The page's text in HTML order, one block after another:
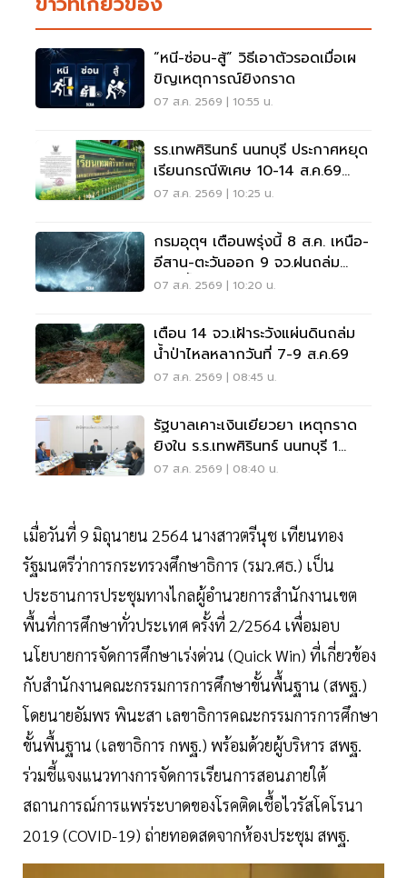
“หนี-ซ่อน-สู้” วิธีเอาตัวรอดเมื่อเผ
ขิญเหตุการณ์ยิงกราด
07 ส.ค. 2569 | 10:55 น.
รร.เทพศิรินทร์ นนทบุรี ประกาศหยุด
เรียนกรณีพิเศษ 10-14 ส.ค.69
หลังเหตุกราดยิง
07 ส.ค. 2569 | 10:25 น.
กรมอุตุฯ เตือนพรุ่งนี้ 8 ส.ค. เหนือ-
อีสาน-ตะวันออก 9 จว.ฝนถล่ม
ระวังน้ำท่วมฉับพลัน
07 ส.ค. 2569 | 10:20 น.
เตือน 14 จว.เฝ้าระวังแผ่นดินถล่ม
น้ำป่าไหลหลากวันที่ 7-9 ส.ค.69
07 ส.ค. 2569 | 08:45 น.
รัฐบาลเคาะเงินเยียวยา เหตุกราด
ยิงใน ร.ร.เทพศิรินทร์ นนทบุรี 1
แสน-1ล้าน
07 ส.ค. 2569 | 08:40 น.
เมื่อวันที่ 9 มิถุนายน 2564 นางสาวตรีนุช เทียนทอง
รัฐมนตรีว่าการกระทรวงศึกษาธิการ (รมว.ศธ.) เป็น
ประธานการประชุมทางไกลผู้อำนวยการสำนักงานเขต
พื้นที่การศึกษาทั่วประเทศ ครั้งที่ 2/2564 เพื่อมอบ
นโยบายการจัดการศึกษาเร่งด่วน (Quick Win) ที่เกี่ยวข้อง
กับสำนักงานคณะกรรมการการศึกษาขั้นพื้นฐาน (สพฐ.)
โดยนายอัมพร พินะสา เลขาธิการคณะกรรมการการศึกษา
ขั้นพื้นฐาน (เลขาธิการ กพฐ.) พร้อมด้วยผู้บริหาร สพฐ.
ร่วมชี้แจงแนวทางการจัดการเรียนการสอนภายใต้
สถานการณ์การแพร่ระบาดของโรคติดเชื้อไวรัสโคโรนา
2019 (COVID-19) ถ่ายทอดสดจากห้องประชุม สพฐ.